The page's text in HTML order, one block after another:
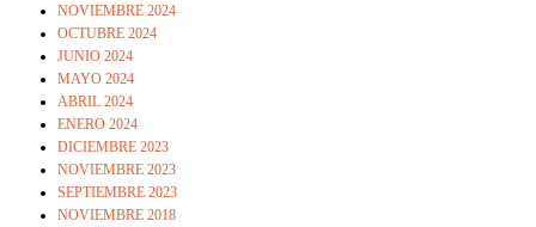
NOVIEMBRE 2024
OCTUBRE 2024
JUNIO 2024
MAYO 2024
ABRIL 2024
ENERO 2024
DICIEMBRE 2023
NOVIEMBRE 2023
SEPTIEMBRE 2023
NOVIEMBRE 2018